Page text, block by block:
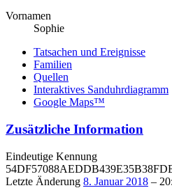
Vornamen
Sophie
Tatsachen und Ereignisse
Familien
Quellen
Interaktives Sanduhrdiagramm
Google Maps™
Zusätzliche Information
Eindeutige Kennung
Letzte Änderung 8. Januar 2018 –